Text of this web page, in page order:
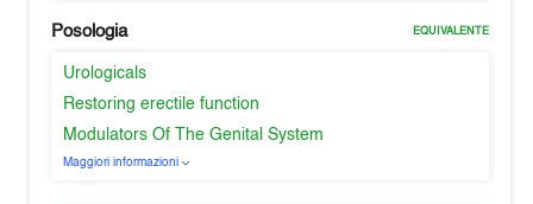
Posologia EQUIVALENTE
Urologicals
Restoring erectile function
Modulators Of The Genital System
Maggiori informazioni